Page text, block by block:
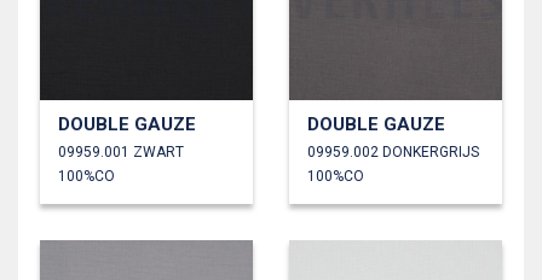
DOUBLE GAUZE
09959.001 ZWART
100%CO
DOUBLE GAUZE
09959.002 DONKERGRIJS
100%CO